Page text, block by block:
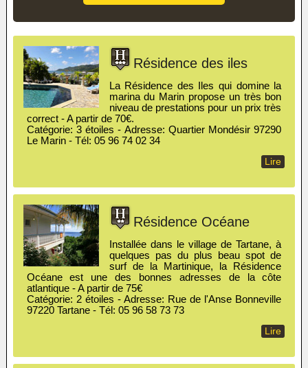
Résidence des iles
La Résidence des Iles qui domine la
marina du Marin propose un très bon
niveau de prestations pour un prix très
correct - A partir de 70€.
Catégorie: 3 étoiles - Adresse: Quartier Mondésir 97290
Le Marin - Tél: 05 96 74 02 34
Lire
Résidence Océane
Installée dans le village de Tartane, à
quelques pas du plus beau spot de
surf de la Martinique, la Résidence
Océane est une des bonnes adresses de la côte
atlantique - A partir de 75€
Catégorie: 2 étoiles - Adresse: Rue de l'Anse Bonneville
97220 Tartane - Tél: 05 96 58 73 73
Lire